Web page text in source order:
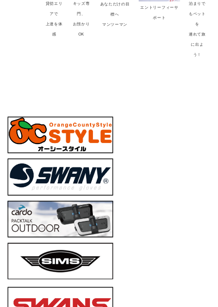
貸切エリ
アで
上達を体
感
キッズ専
門、
お預かり
OK
あなただけの目
標へ
マンツーマン
エントリーフィーサ
ポート
泊まりで
もペット
を
連れて旅
に出よ
う！